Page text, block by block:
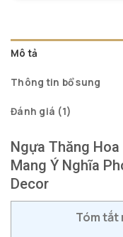
Mô tả
Thông tin bổ sung
Đánh giá (1)
Ngựa Thăng
Mang Ý Nghĩa
Decor
Tóm tắt